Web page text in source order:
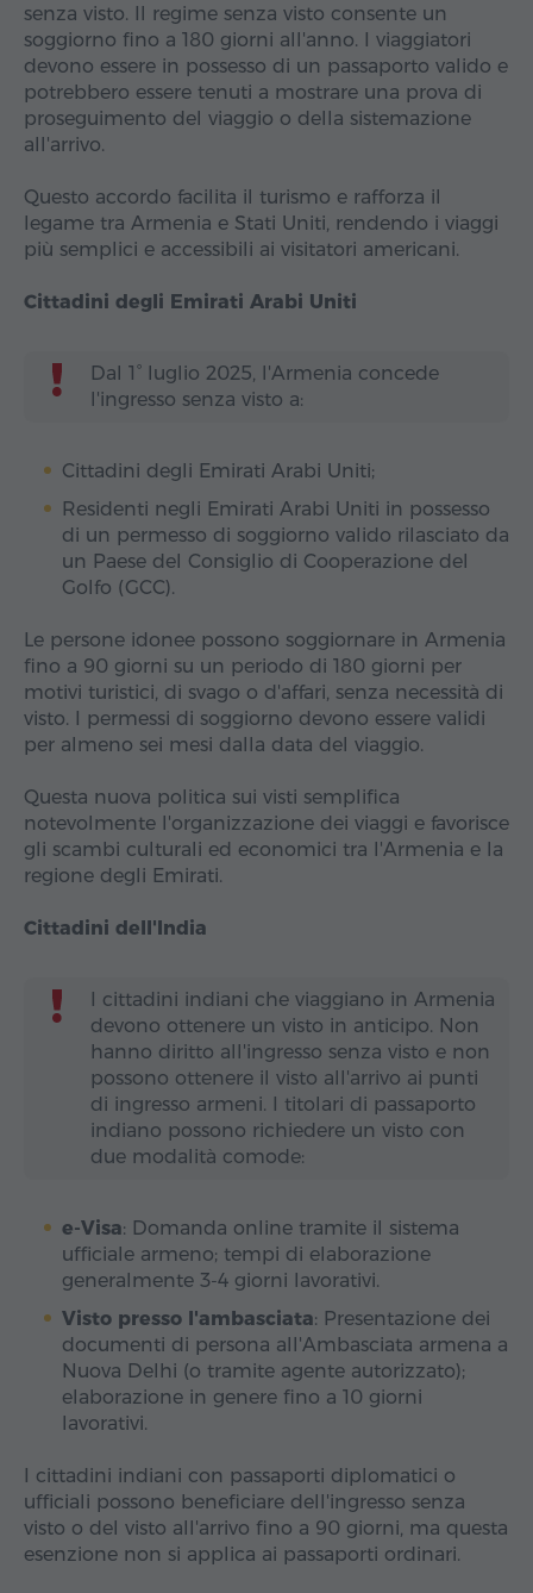
senza visto. Il regime senza visto consente un
soggiorno fino a 180 giorni all'anno. I viaggiatori
devono essere in possesso di un passaporto valido e
potrebbero essere tenuti a mostrare una prova di
proseguimento del viaggio o della sistemazione
all'arrivo.
Questo accordo facilita il turismo e rafforza il
legame tra Armenia e Stati Uniti, rendendo i viaggi
più semplici e accessibili ai visitatori americani.
Cittadini degli Emirati Arabi Uniti
Dal 1° luglio 2025, l'Armenia concede
l'ingresso senza visto a:
Cittadini degli Emirati Arabi Uniti;
Residenti negli Emirati Arabi Uniti in possesso
di un permesso di soggiorno valido rilasciato da
un Paese del Consiglio di Cooperazione del
Golfo (GCC).
Le persone idonee possono soggiornare in Armenia
fino a 90 giorni su un periodo di 180 giorni per
motivi turistici, di svago o d'affari, senza necessità di
visto. I permessi di soggiorno devono essere validi
per almeno sei mesi dalla data del viaggio.
Questa nuova politica sui visti semplifica
notevolmente l'organizzazione dei viaggi e favorisce
gli scambi culturali ed economici tra l'Armenia e la
regione degli Emirati.
Cittadini dell'India
I cittadini indiani che viaggiano in Armenia
devono ottenere un visto in anticipo. Non
hanno diritto all'ingresso senza visto e non
possono ottenere il visto all'arrivo ai punti
di ingresso armeni. I titolari di passaporto
indiano possono richiedere un visto con
due modalità comode:
e‑Visa: Domanda online tramite il sistema
ufficiale armeno; tempi di elaborazione
generalmente 3‑4 giorni lavorativi.
Visto presso l'ambasciata: Presentazione dei
documenti di persona all'Ambasciata armena a
Nuova Delhi (o tramite agente autorizzato);
elaborazione in genere fino a 10 giorni
lavorativi.
I cittadini indiani con passaporti diplomatici o
ufficiali possono beneficiare dell'ingresso senza
visto o del visto all'arrivo fino a 90 giorni, ma questa
esenzione non si applica ai passaporti ordinari.